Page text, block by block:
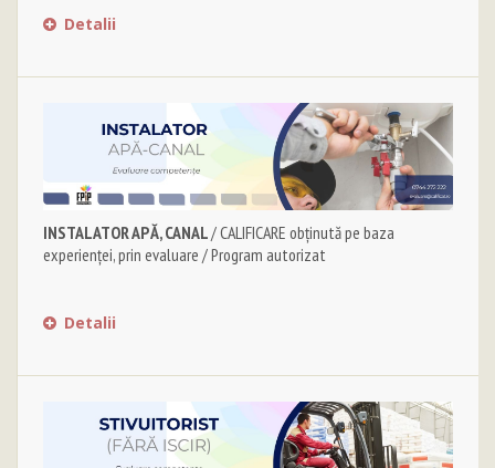
Detalii
INSTALATOR APĂ, CANAL/ CALIFICARE obținută pe baza
experienței, prin evaluare / Program autorizat
Detalii